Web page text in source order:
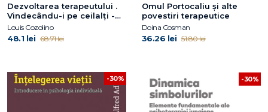
Dezvoltarea terapeutului .
Vindecându-i pe ceilalți -
Vindecându-te pe tine
însuți
Louis Cozolino
48.1 lei 68.71 lei
Omul Portocaliu și alte
povestiri terapeutice
Doina Cosman
36.26 lei 51.80 lei
-30% -30%